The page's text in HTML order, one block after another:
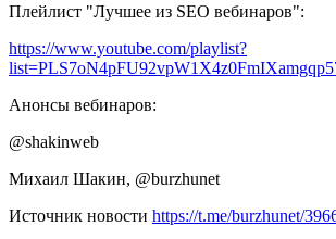
Плейлист "Лучшее из SEO вебинаров":
https://www.youtube.com/playlist?
Анонсы вебинаров:
@shakinweb
Михаил Шакин, @burzhunet
Источник новости https://t.me/burzhunet/